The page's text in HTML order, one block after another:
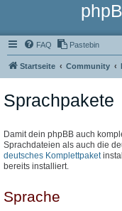
FAQ Pastebin
Startseite Community
Sprachpakete
Damit dein phpBB auch
Sprachdateien als auch die
deutsches Komplettpaket
bereits installiert.
Sprache